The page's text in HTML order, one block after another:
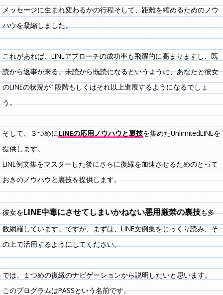
メッセージに生まれ変わるかの行程そして、距離を縮めるためのノウ
ハウを凝縮しました。
これがあれば、LINEアプローチの成功率も飛躍的に高まりますし、既
読から返事が来る。未読から既読になるというように、あなたと彼女
のLINEの状況が1段階もしくはそれ以上進展するようになるでしょ
う。
そして、３つめにLINEの応用ノウハウと裏技を集めたUnlimitedLINEを
提供します。
LINE例文集をマスターした後にさらに復縁を加速させるためのとって
おきのノウハウと裏技を提供します。
彼女をLINE中毒にさせてしまいかねない悪用厳禁の裏技も多
数網羅しています。ですが、まずは、LINE文例集をじっくり読み、そ
の上で活用するようにしてください。
では、１つめの復縁のナビゲーションから説明したいと思います。
このプログラムはPASSという名前です。